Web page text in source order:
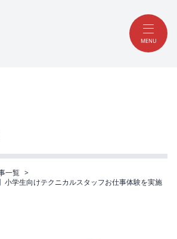
一覧
小学生向けテクニカルスタッフお仕事体験を実施
MENU